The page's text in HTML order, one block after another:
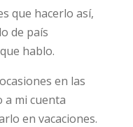
que hacerlo así,
de país
hablo.
en las
a mi cuenta
en vacaciones.